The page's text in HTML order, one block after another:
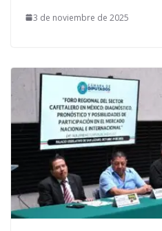
3 de noviembre de 2025